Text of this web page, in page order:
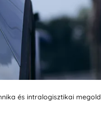
és intralogisztikai